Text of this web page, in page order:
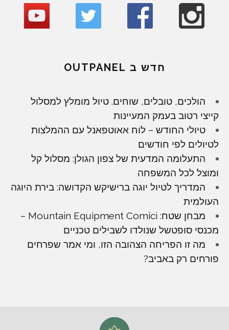
חדש ב OUTPANEL
הולכים, טובלים, שוחים. טיול מומלץ למסלול
קייצי רטוב בעמק המעיינות
טיולי החודש – לוח אאוטפאנל עם ההמלצות
לטיולים לפי חודשים
התעלומה המדעית של צפון הגולן: מסלול קל
ומוצל לכל המשפחה
המדריך לטיול יוגה ברישיקש הקדושה: בירת היוגה
העולמית
מבחן שטח: Mountain Equipment Comici –
מכנסי סופטשל שנולדו לשבילים טכניים
מה זו הפריחה הצהובה הזו, ומי אמר שפרחים
פורחים רק באביב?